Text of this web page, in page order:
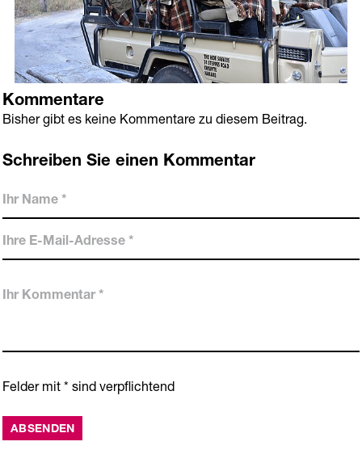
Kommentare
Bisher gibt es keine Kommentare zu diesem Beitrag.
Schreiben Sie einen Kommentar
Ihr
Name
Ihre
E-
Adresse
Kommentar
Felder mit * sind verpflichtend